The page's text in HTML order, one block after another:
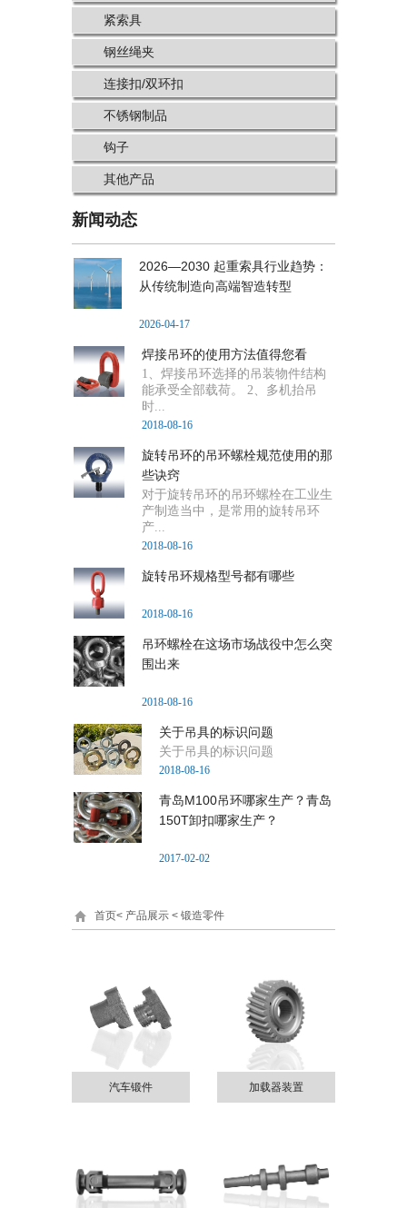
紧索具
钢丝绳夹
连接扣/双环扣
不锈钢制品
钩子
其他产品
新闻动态
2026—2030 起重索具行业趋势：
从传统制造向高端智造转型
2026-04-17
焊接吊环的使用方法值得您看
1、焊接吊环选择的吊装物件结构
能承受全部载荷。 2、多机抬吊
时...
2018-08-16
旋转吊环的吊环螺栓规范使用的那
些诀窍
对于旋转吊环的吊环螺栓在工业生
产制造当中，是常用的旋转吊环
产...
2018-08-16
旋转吊环规格型号都有哪些
2018-08-16
吊环螺栓在这场市场战役中怎么突
围出来
2018-08-16
关于吊具的标识问题
关于吊具的标识问题
2018-08-16
青岛M100吊环哪家生产？青岛
150T卸扣哪家生产？
2017-02-02
首页< 产品展示 < 锻造零件
汽车锻件 加载器装置